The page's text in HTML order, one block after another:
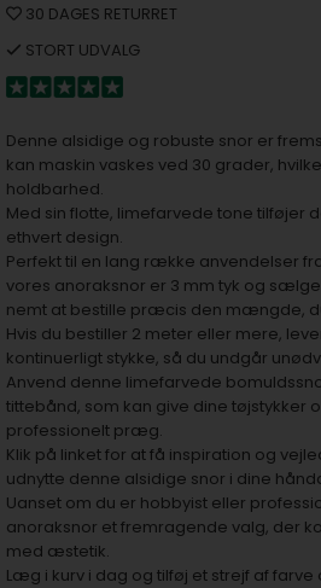
30 DAGES RETURRET
STORT UDVALG
Denne alsidige og robuste snor er
kan maskin vaskes ved 30 grader,
holdbarhed.
Med sin flotte, limefarvede tone tilføjer
ethvert design.
Perfekt til en lang række anvendelser
vores anoraksnor er 3 mm tyk og
nemt at bestille præcis den mængde,
Hvis du bestiller 2 meter eller mere,
kontinuerligt stykke, så du undgår
Anvend denne limefarvede
tittebånd, som kan give dine tøjstykker
professionelt præg.
Klik på linket for at få inspiration og
udnytte denne alsidige snor i dine
Uanset om du er hobbyist eller
anoraksnor et fremragende valg, der
med æstetik.
Læg i kurv i dag og tilføj et strejf af